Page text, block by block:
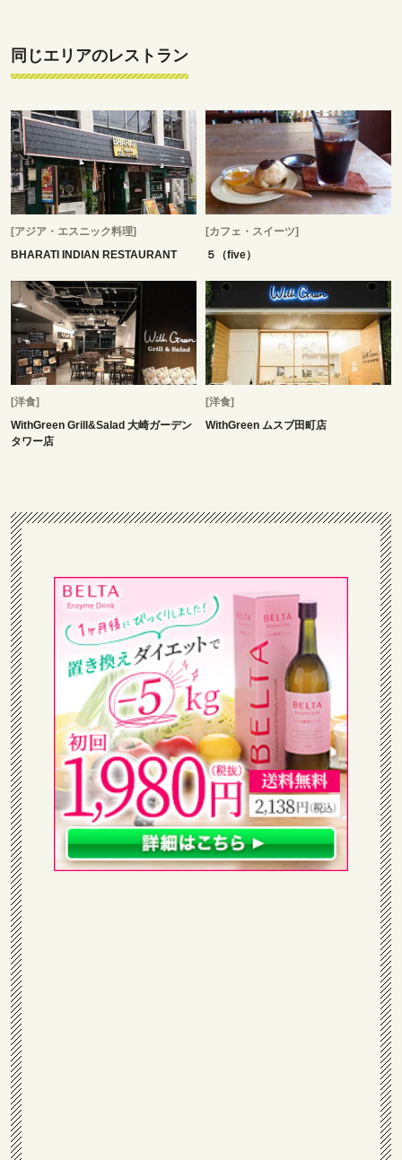
同じエリアのレストラン
[アジア・エスニック料理]
BHARATI INDIAN RESTAURANT
[カフェ・スイーツ]
５（five）
[洋食]
WithGreen Grill&Salad 大崎ガーデン
タワー店
[洋食]
WithGreen ムスブ田町店